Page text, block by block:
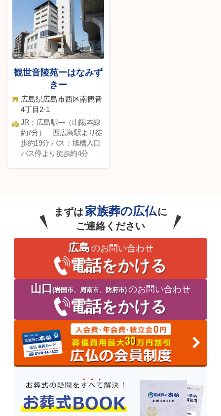
観世音陵苑ーはなみず
きー
広島県広島市西区南観音
4丁目2-1
JR：広島駅—（山陽本線
約7分）—西広島駅より徒
歩約19分 バス：旭橋入口
バス停より徒歩約4分
まずは 家族葬の広仏 に
ご連絡ください
広島のお問い合わせ
電話をかける
山口(岩国市、周南市、防府市) のお問い合わせ
電話をかける
30